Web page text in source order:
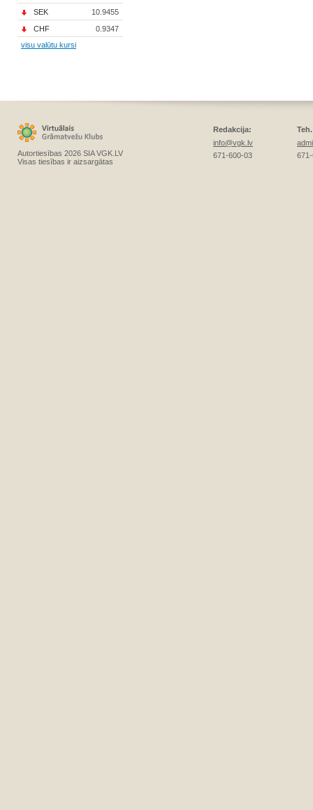
SEK
10.9455
CHF
0.9347
visu valūtu kursi
Autortiesības 2026 SIA VGK.LV
Visas tiesības ir aizsargātas
Redakcija:
info@vgk.lv
671-600-03